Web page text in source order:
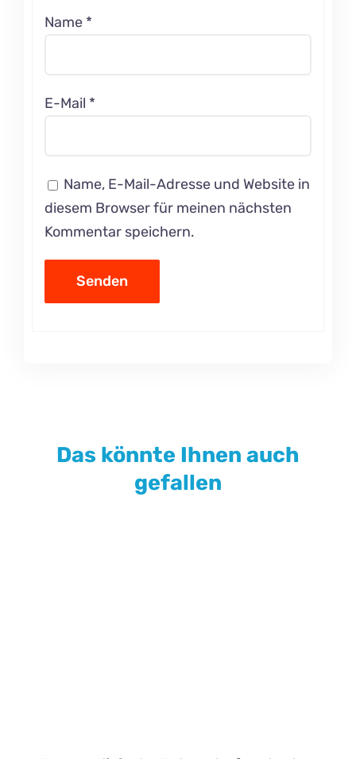
Name *
E-Mail *
Name, E-Mail-Adresse und Website in
diesem Browser für meinen nächsten
Kommentar speichern.
Das könnte Ihnen auch
gefallen